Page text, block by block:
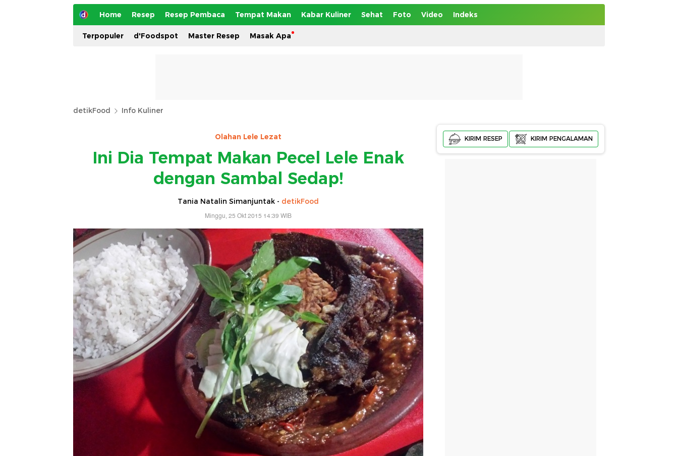
Home Resep Resep Pembaca Tempat Makan Kabar Kuliner Sehat Foto Video Indeks
Terpopuler d'Foodspot Master Resep Masak Apa
detikFood Info Kuliner
Olahan Lele Lezat
Ini Dia Tempat Makan Pecel Lele Enak
dengan Sambal Sedap!
Tania Natalin Simanjuntak - detikFood
Minggu, 25 Okt 2015 14:39 WIB
KIRIM RESEP KIRIM PENGALAMAN